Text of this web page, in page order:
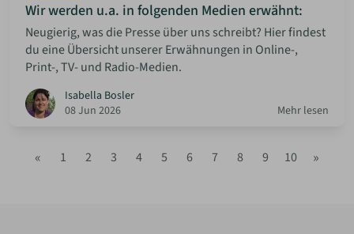
Wir werden u.a. in folgenden Medien erwähnt:
Neugierig, was die Presse über uns schreibt? Hier findest
du eine Übersicht unserer Erwähnungen in Online-,
Print-, TV- und Radio-Medien.
Isabella Bosler
08 Jun 2026
Mehr lesen
« 1 2 3 4 5 6 7 8 9 10 »